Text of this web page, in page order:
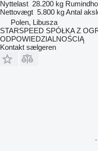
Nyttelast 28.200 kg
Nettovægt 5.800 kgAntal
Polen, Libusza
STARSPEED SPÓŁKA Z
ODPOWIEDZIALNOŚCIĄ
Kontakt sælgeren